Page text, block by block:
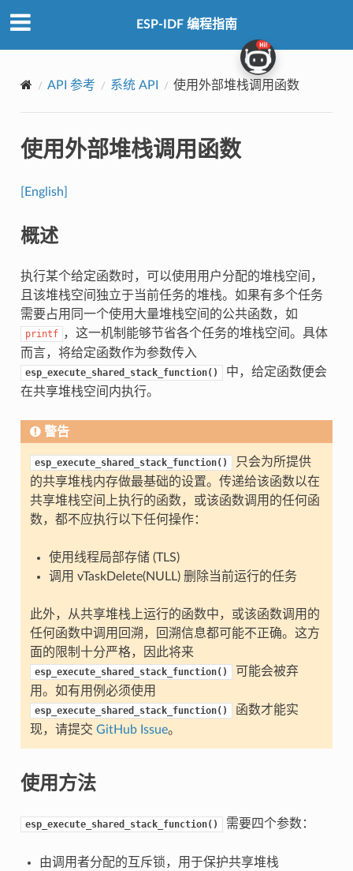
ESP-IDF 编程指南
API 参考 系统 API 使用外部堆栈调用函数
使用外部堆栈调用函数
[English]
概述
执行某个给定函数时，可以使用用户分配的堆栈空间，
且该堆栈空间独立于当前任务的堆栈。如果有多个任务
需要占用同一个使用大量堆栈空间的公共函数，如
printf ，这一机制能够节省各个任务的堆栈空间。具体
而言，将给定函数作为参数传入
esp_execute_shared_stack_function()
中，给定函数便会
在共享堆栈空间内执行。
警告
esp_execute_shared_stack_function()
只会为所提供
的共享堆栈内存做最基础的设置。传递给该函数以在
共享堆栈空间上执行的函数，或该函数调用的任何函
数，都不应执行以下任何操作：
使用线程局部存储 (TLS)
调用 vTaskDelete(NULL) 删除当前运行的任务
此外，从共享堆栈上运行的函数中，或该函数调用的
任何函数中调用回溯，回溯信息都可能不正确。这方
面的限制十分严格，因此将来
esp_execute_shared_stack_function()
可能会被弃
用。如有用例必须使用
esp_execute_shared_stack_function()
函数才能实
现，请提交 GitHub Issue。
使用方法
esp_execute_shared_stack_function() 需要四个参数：
由调用者分配的互斥锁，用于保护共享堆栈